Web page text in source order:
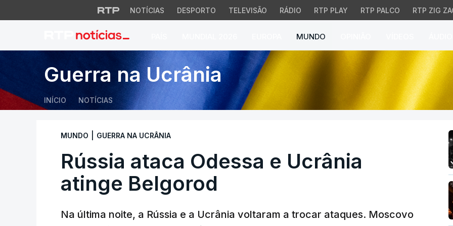
NOTÍCIAS DESPORTO TELEVISÃO RÁDIO RTP PLAY RTP PALCO RTP ZIG
MUNDO
Rússia ataca Odessa e Ucrânia atinge
Guerra na Ucrânia
INÍCIO NOTÍCIAS
MUNDO GUERRA NA UCRÂNIA
Rússia ataca Odessa e Ucrânia
atinge Belgorod
Na última noite, a Rússia e a Ucrânia voltaram a trocar ataques. Moscovo